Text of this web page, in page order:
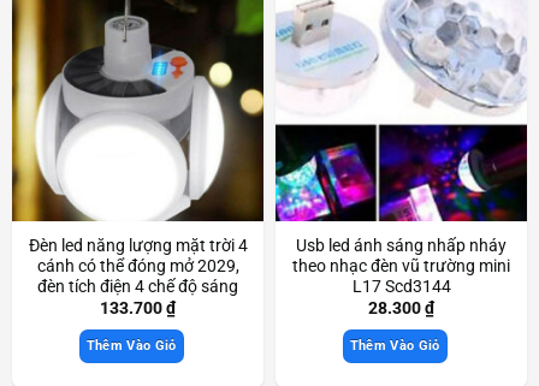
Đèn led năng lượng mặt trời 4
cánh có thể đóng mở 2029,
đèn tích điện 4 chế độ sáng
Scd3590
133.700₫
Thêm Vào Giỏ
Usb led ánh sáng nhấp nháy
theo nhạc đèn vũ trường mini
L17 Scd3144
28.300₫
Thêm Vào Giỏ